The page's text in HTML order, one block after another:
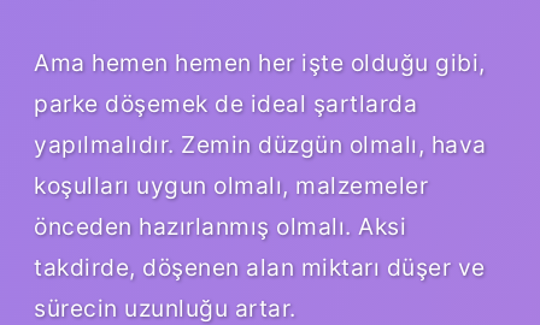
Ama hemen hemen her işte olduğu gibi,
parke döşemek de ideal şartlarda
yapılmalıdır. Zemin düzgün olmalı, hava
koşulları uygun olmalı, malzemeler
önceden hazırlanmış olmalı. Aksi
takdirde, döşenen alan miktarı düşer ve
sürecin uzunluğu artar.